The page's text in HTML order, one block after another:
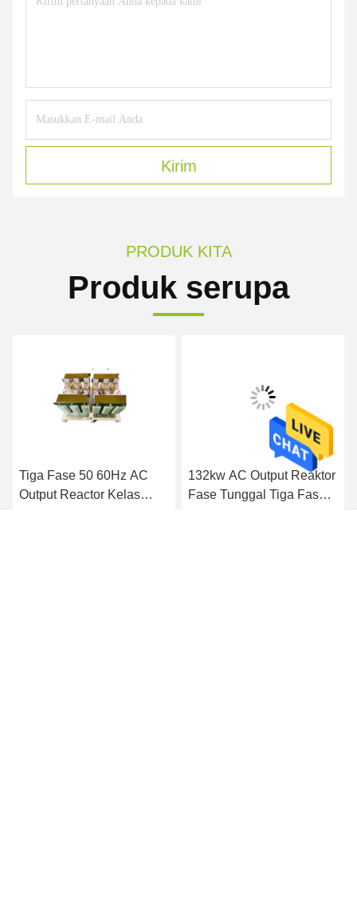
Kirim
PRODUK KITA
Produk serupa
Tiga Fase 50 60Hz AC
Output Reactor Kelas
132kw AC Output Reaktor
Fase Tunggal Tiga Fase